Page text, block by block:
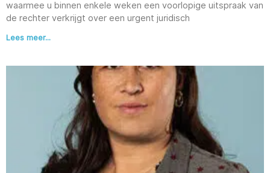
waarmee u binnen enkele weken een voorlopige uitspraak van
de rechter verkrijgt over een urgent juridisch
Lees meer...